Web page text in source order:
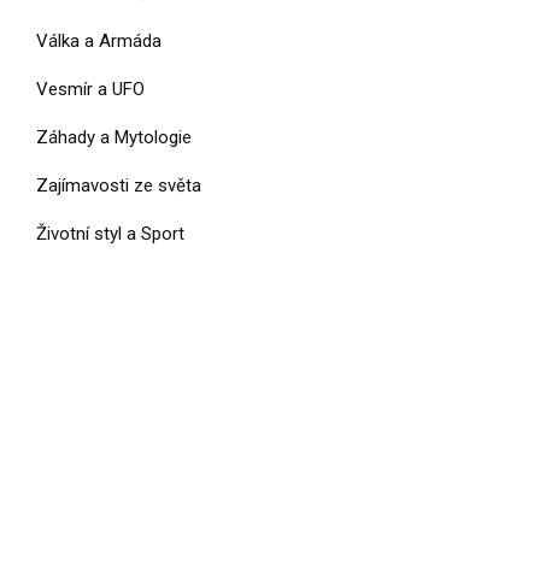
Válka a Armáda
Vesmír a UFO
Záhady a Mytologie
Zajímavosti ze světa
Životní styl a Sport